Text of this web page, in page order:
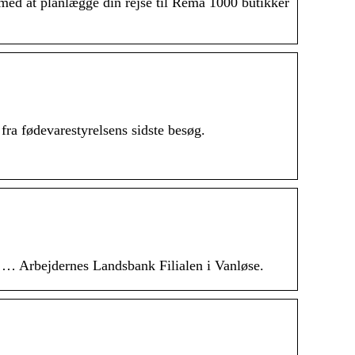
fødevarestyrelsens sidste besøg.
Arbejdernes Landsbank Filialen i Vanløse.